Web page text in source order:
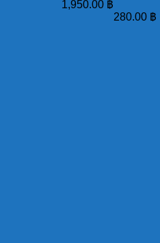
1,950.00 ฿
280.00 ฿